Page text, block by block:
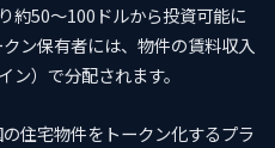
約50〜100ドルから投資可能に
ン保有者には、物件の賃料収入
ン）で分配されます。
住宅物件をトークン化するプラ